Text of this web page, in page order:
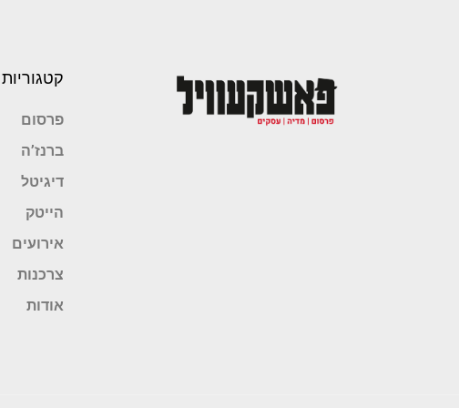
קטגוריות
פרסום
ברנז’ה
דיגיטל
הייטק
אירועים
צרכנות
אודות